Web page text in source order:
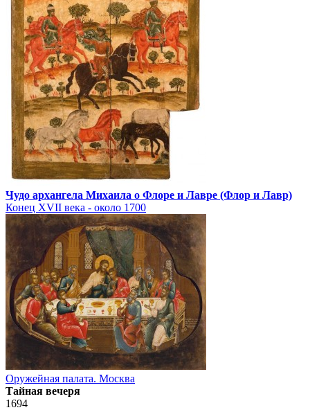
Чудо архангела Михаила о Флоре и Лавре (Флор и Лавр)
Конец XVII века - около 1700
Оружейная палата. Москва
Тайная вечеря
1694